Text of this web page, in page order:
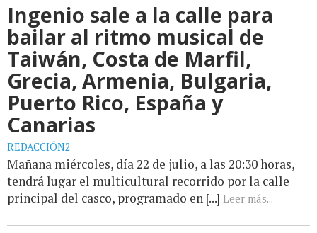
Ingenio sale a la calle para
bailar al ritmo musical de
Taiwán, Costa de Marfil,
Grecia, Armenia, Bulgaria,
Puerto Rico, España y
Canarias
REDACCIÓN2
Mañana miércoles, día 22 de julio, a las 20:30 horas,
tendrá lugar el multicultural recorrido por la calle
principal del casco, programado en [...] Leer más...